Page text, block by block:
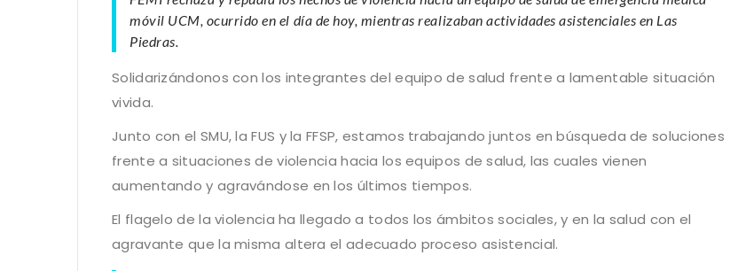
móvil UCM, ocurrido en el día de hoy, mientras realizaban actividades asistenciales en Las
Piedras.
Solidarizándonos con los integrantes del equipo de salud frente a lamentable situación
vivida.
Junto con el SMU, la FUS y la FFSP, estamos trabajando juntos en búsqueda de soluciones
frente a situaciones de violencia hacia los equipos de salud, las cuales vienen
aumentando y agravándose en los últimos tiempos.
El flagelo de la violencia ha llegado a todos los ámbitos sociales, y en la salud con el
agravante que la misma altera el adecuado proceso asistencial.